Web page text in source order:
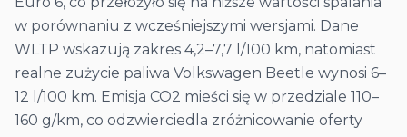
w porównaniu z wcześniejszymi wersjami. Dane
WLTP wskazują zakres 4,2–7,7 l/100 km, natomiast
realne zużycie paliwa Volkswagen Beetle wynosi 6–
12 l/100 km. Emisja CO2 mieści się w przedziale 110–
160 g/km, co odzwierciedla zróżnicowanie oferty